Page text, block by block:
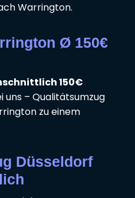
Warrington.
Ø 150€
150€
uns – Qualitätsumzug
zu einem
Düsseldorf